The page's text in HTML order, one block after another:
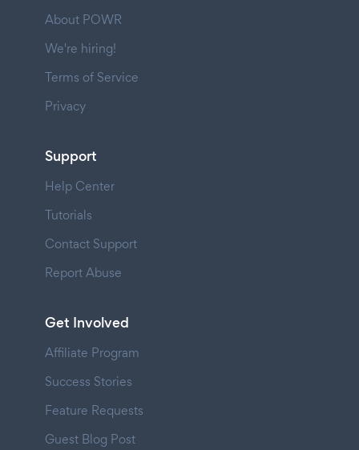
About POWR
We're hiring!
Terms of Service
Privacy
Support
Help Center
Tutorials
Contact Support
Report Abuse
Get Involved
Affiliate Program
Success Stories
Feature Requests
Guest Blog Post